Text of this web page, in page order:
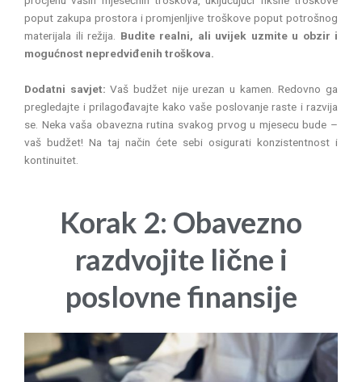
poput zakupa prostora i promjenljive troškove poput potrošnog
materijala ili režija. Budite realni, ali uvijek uzmite u obzir i
mogućnost nepredviđenih troškova.
Dodatni savjet: Vaš budžet nije urezan u kamen. Redovno ga
pregledajte i prilagođavajte kako vaše poslovanje raste i razvija
se. Neka vaša obavezna rutina svakog prvog u mjesecu bude –
vaš budžet! Na taj način ćete sebi osigurati konzistentnost i
kontinuitet.
Korak 2: Obavezno
razdvojite lične i
poslovne finansije